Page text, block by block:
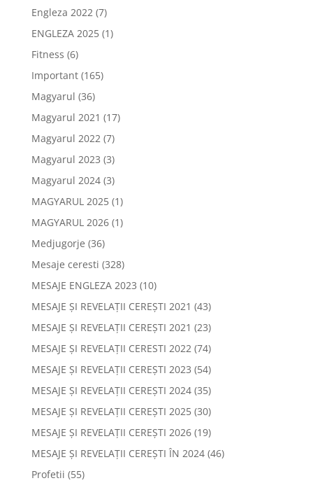
Engleza 2022(7)
ENGLEZA 2025(1)
Fitness (6)
Important(165)
Magyarul (36)
Magyarul 2021 (17)
Magyarul 2022(7)
Magyarul 2023 (3)
Magyarul 2024(3)
MAGYARUL 2025(1)
MAGYARUL 2026(1)
Medjugorje (36)
Mesaje ceresti (328)
MESAJE ENGLEZA 2023 (10)
MESAJE ȘI REVELAȚII CEREȘTI 2021 (43)
MESAJE ȘI REVELAȚII CEREȘTI 2021 (23)
MESAJE ȘI REVELAȚII CERESTI 2022(74)
MESAJE ȘI REVELAȚII CEREȘTI 2023 (54)
MESAJE ȘI REVELAȚII CEREȘTI 2024(35)
MESAJE ȘI REVELAȚII CEREȘTI 2025(30)
MESAJE ȘI REVELAȚII CEREȘTI 2026(19)
MESAJE ȘI REVELAȚII CEREȘTI ÎN 2024(46)
Profetii (55)